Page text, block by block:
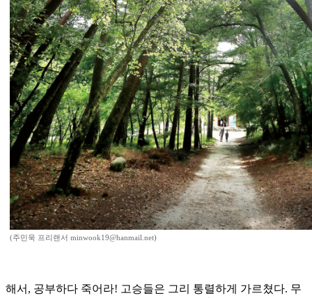
(주민욱 프리랜서 minwook19@hanmail.net)
해서, 공부하다 죽어라! 고승들은 그리 통렬하게 가르쳤다. 무